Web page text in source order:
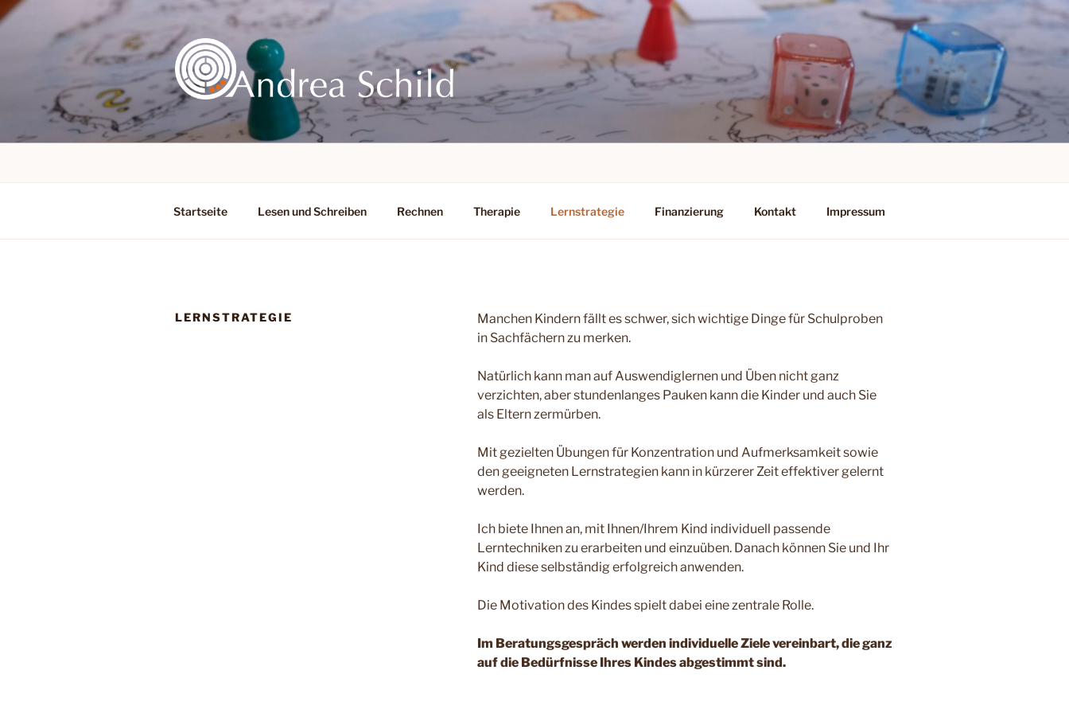
Zum
Inhalt
Startseite Lesen und Schreiben Rechnen Therapie Lernstrategie Finanzierung Kontakt Impressum
LERNSTRATEGIE
Manchen Kindern fällt es schwer, sich wichtige Dinge für Schulproben
in Sachfächern zu merken.
Natürlich kann man auf Auswendiglernen und Üben nicht ganz
verzichten, aber stundenlanges Pauken kann die Kinder und auch Sie
als Eltern zermürben.
Mit gezielten Übungen für Konzentration und Aufmerksamkeit sowie
den geeigneten Lernstrategien kann in kürzerer Zeit effektiver gelernt
werden.
Ich biete Ihnen an, mit Ihnen/Ihrem Kind individuell passende
Lerntechniken zu erarbeiten und einzuüben. Danach können Sie und Ihr
Kind diese selbständig erfolgreich anwenden.
Die Motivation des Kindes spielt dabei eine zentrale Rolle.
Im Beratungsgespräch werden individuelle Ziele vereinbart, die ganz
auf die Bedürfnisse Ihres Kindes abgestimmt sind.